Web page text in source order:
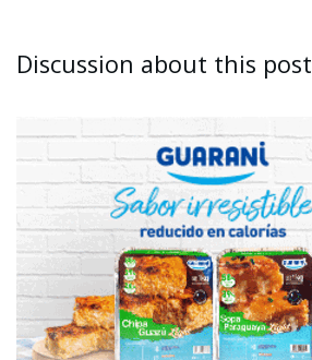
Discussion about this post